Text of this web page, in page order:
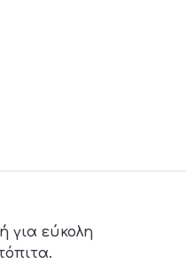
για εύκολη